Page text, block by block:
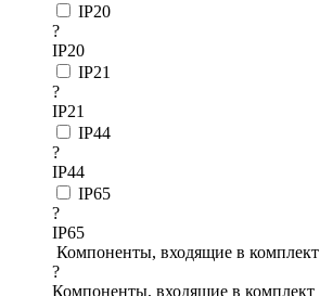
IP20
?
IP20
IP21
?
IP21
IP44
?
IP44
IP65
?
IP65
Компоненты, входящие в комплект
?
Компоненты, входящие в комплект